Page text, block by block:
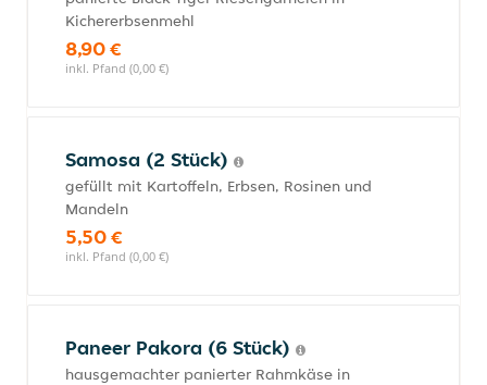
Kichererbsenmehl
8,90 €
inkl. Pfand (0,00 €)
Samosa (2 Stück)
gefüllt mit Kartoffeln, Erbsen, Rosinen und
Mandeln
5,50 €
inkl. Pfand (0,00 €)
Paneer Pakora (6 Stück)
hausgemachter panierter Rahmkäse in